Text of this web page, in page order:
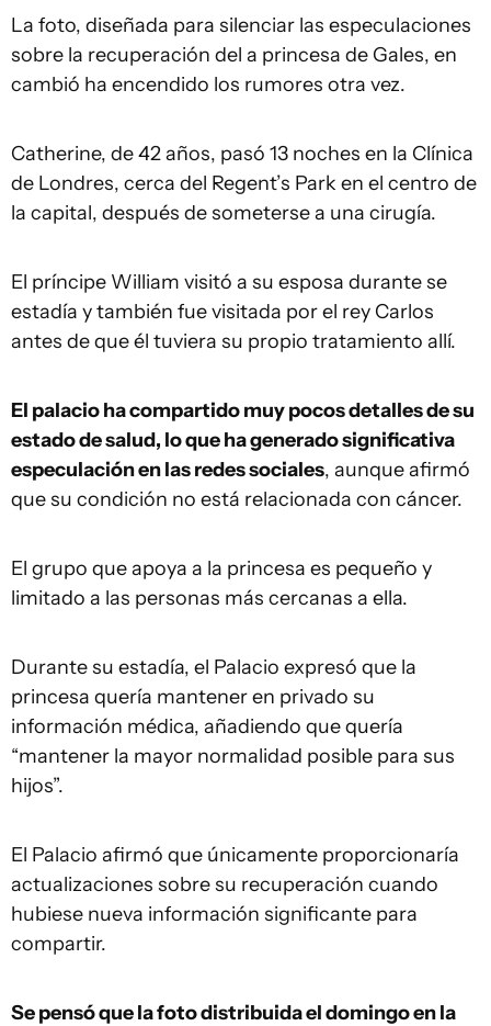
La foto, diseñada para silenciar las especulaciones
sobre la recuperación del a princesa de Gales, en
cambió ha encendido los rumores otra vez.
Catherine, de 42 años, pasó 13 noches en la Clínica
de Londres, cerca del Regent’s Park en el centro de
la capital, después de someterse a una cirugía.
El príncipe William visitó a su esposa durante se
estadía y también fue visitada por el rey Carlos
antes de que él tuviera su propio tratamiento allí.
El palacio ha compartido muy pocos detalles de su
estado de salud, lo que ha generado significativa
especulación en las redes sociales, aunque afirmó
que su condición no está relacionada con cáncer.
El grupo que apoya a la princesa es pequeño y
limitado a las personas más cercanas a ella.
Durante su estadía, el Palacio expresó que la
princesa quería mantener en privado su
información médica, añadiendo que quería
“mantener la mayor normalidad posible para sus
hijos”.
El Palacio afirmó que únicamente proporcionaría
actualizaciones sobre su recuperación cuando
hubiese nueva información significante para
compartir.
Se pensó que la foto distribuida el domingo en la